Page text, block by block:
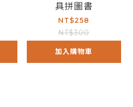
具拼圖書
NT$258
NT$300
加入購物車